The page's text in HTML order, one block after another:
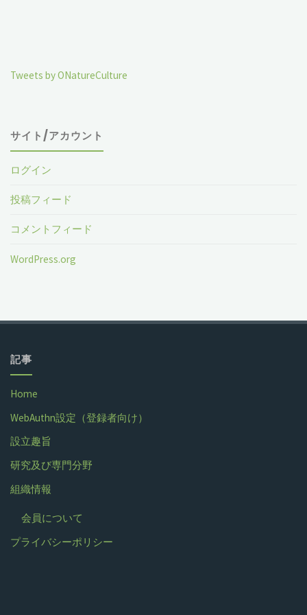
Tweets by ONatureCulture
サイト/アカウント
ログイン
投稿フィード
コメントフィード
WordPress.org
記事
Home
WebAuthn設定（登録者向け）
設立趣旨
研究及び専門分野
組織情報
会員について
プライバシーポリシー